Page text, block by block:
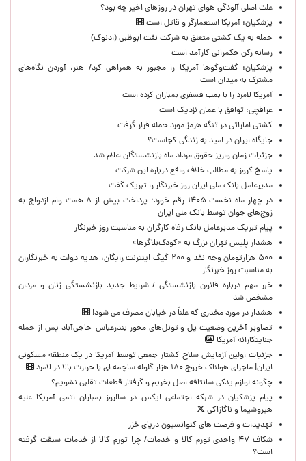
علت اصلی آلودگی هوای تهران در روزهای اخیر چه بود؟
پزشکیان: آمریکا استعمارگر و قاتل است
حمله به یک کشتی متعلق به شرکت نفت ابوظبی (ادنوک)
رسانه رکن حکمرانی کارآمد است
پزشکیان: گفت‌وگوها آمریکا را مجبور به همراهی کرد/ هنر، آوردن نگاه‌های
مشترک به میدان است
آمریکا لامرد را با بمب فسفری بمباران کرده است
عراقچی: توافق با عمان نزدیک است
کشتی اماراتی در تنگه هرمز مورد حمله قرار گرفت
جایگاه ایران در امید به زندگی کجاست؟
جزئیات زمان واریز حقوق مرداد ماه بازنشستگان اعلام شد
پاسخ کروز به مطالب خلاف واقع درباره این شرکت
مدیرعامل بانک ملی ایران روز خبرنگار را تبریک گفت
در چهار ماه نخست ۱۴۰۵ رقم خورد؛ پرداخت بیش از ۸ همت وام ازدواج به
زوج‌های جوان توسط بانک ملی ایران
پیام تبریک مدیرعامل بانک رفاه کارگران به مناسبت روز خبرنگار
هشدار پلیس تهران بزرگ به «کودک‌بلاگرها»
۵۰۰ هزارتومان وجه نقد و ۲۰۰ گیگ اینترنت رایگان، هدیه دولت به خبرنگاران
به مناسبت روز خبرنگار
خبر مهم درباره قانون بازنشستگی / شرایط جدید بازنشستگی زنان و مردان
مشخص شد
هشدار در مورد مخدری که علناً در خیابان مصرف می شود!
تصاویر آخرین وضعیت پل و تونل‌های محور بندرعباس–حاجی‌آباد پس از حمله
جنایتکارانه آمریکا
جزئیات اولین آزمایش سلاح کشتار جمعی توسط آمریکا در یک منطقه مسکونی
ایران| ماجرای هولناک خروج ۱۸۰ هزار گلوله ساچمه ای با حرارت بالا در لامرد
چگونه لوازم یدکی سانتافه اصل بخریم و گرفتار قطعات تقلبی نشویم؟
پیام پزشکیان در شبکه اجتماعی ایکس در سالروز بمباران اتمی آمریکا علیه
هیروشیما و ناگازاکی
تهدیدات و فرصت های کنوانسیون دریای خزر
شکاف ۴۷ واحدی تورم کالا و خدمات/ چرا تورم کالا از خدمات سبقت گرفته
است؟